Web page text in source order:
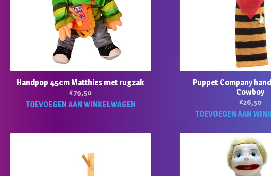
Handpop 45cm Matthies met rugzak
€79,50
TOEVOEGEN AAN WINKELWAGEN
Puppet Company
Cowboy
€26,50
TOEVOEGEN AAN